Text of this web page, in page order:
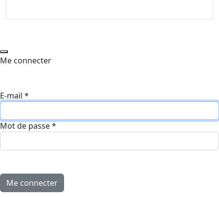
Me connecter
E-mail *
Mot de passe*